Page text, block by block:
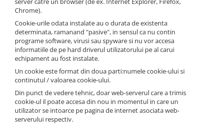
Petrecere Ferma Animalelor
Petrecere Frozen
Petrecere Little Star
Petrecere LOL Surprise
Petrecere Lovely Swan
Petrecere Mica Sirena
Petrecere Minnie Mouse
Petrecere Pisicute
Petrecere Printese Disney
Petrecere Unicorni
Chrome).
Cookie-urile odata instalate au o durata de existenta
determinata, ramanand "pasive", in sensul ca nu contin
programe software, virusi sau spyware si nu vor accesa
informatiile de pe hard driverul utilizatorului pe al carui
echipament au fost instalate.
Un cookie este format din doua parti:numele cookie-ului si
continutul / valoarea cookie-ului.
Din punct de vedere tehnic, doar web-serverul care a trimis
cookie-ul il poate accesa din nou in momentul in care un
utilizator se intoarce pe pagina de internet asociata web-
serverului respectiv.